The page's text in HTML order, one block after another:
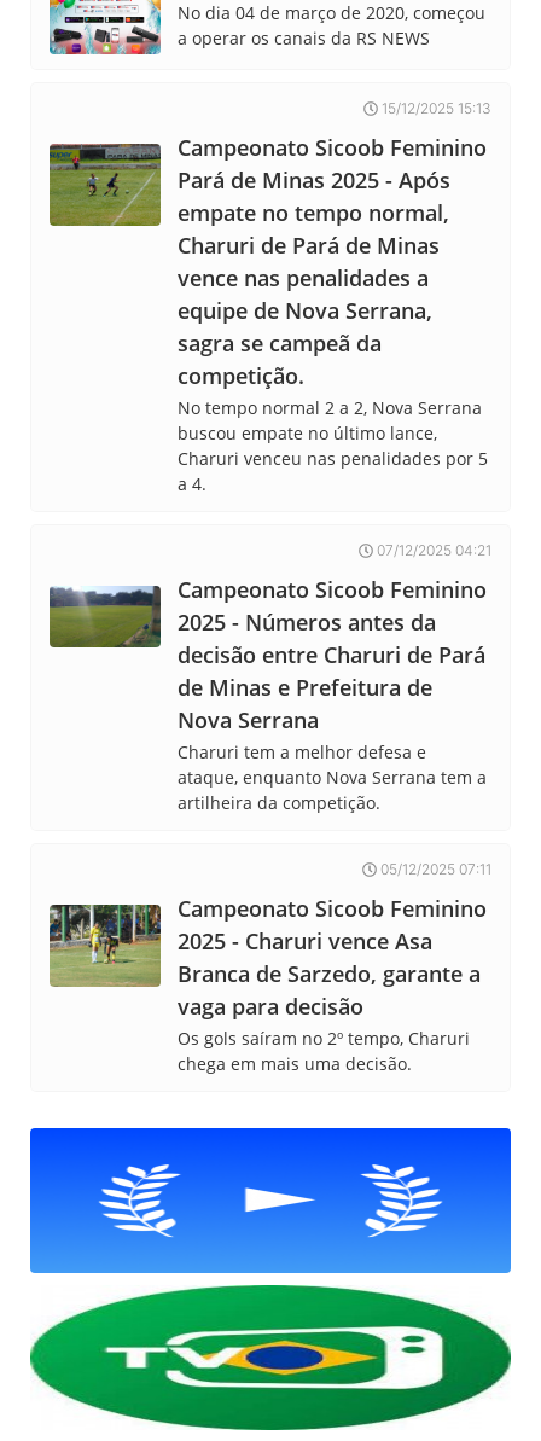
No dia 04 de março de 2020, começou
a operar os canais da RS NEWS
15/12/2025 15:13
Campeonato Sicoob Feminino
Pará de Minas 2025 - Após
empate no tempo normal,
Charuri de Pará de Minas
vence nas penalidades a
equipe de Nova Serrana,
sagra se campeã da
competição.
No tempo normal 2 a 2, Nova Serrana
buscou empate no último lance,
Charuri venceu nas penalidades por 5
a 4.
07/12/2025 04:21
Campeonato Sicoob Feminino
2025 - Números antes da
decisão entre Charuri de Pará
de Minas e Prefeitura de
Nova Serrana
Charuri tem a melhor defesa e
ataque, enquanto Nova Serrana tem a
artilheira da competição.
05/12/2025 07:11
Campeonato Sicoob Feminino
2025 - Charuri vence Asa
Branca de Sarzedo, garante a
vaga para decisão
Os gols saíram no 2º tempo, Charuri
chega em mais uma decisão.